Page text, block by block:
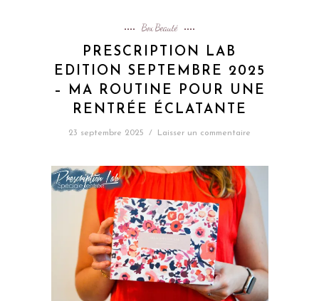
Box Beauté
PRESCRIPTION LAB
EDITION SEPTEMBRE 2025
– MA ROUTINE POUR UNE
RENTRÉE ÉCLATANTE
23 septembre 2025 / Laisser un commentaire